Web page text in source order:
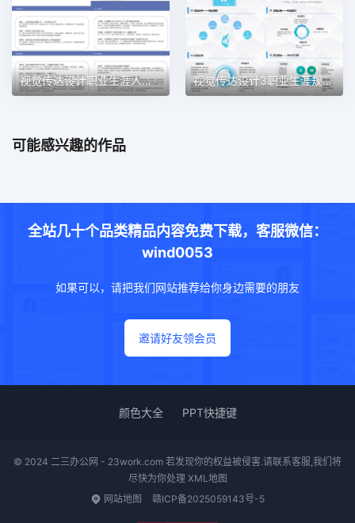
视觉传达设计职业生涯人物访谈职业生涯规划PPT模板 视觉传达设计3职业生涯规划PPT模板
可能感兴趣的作品
全站几十个品类精品内容免费下载，客服微信：
wind0053
如果可以，请把我们网站推荐给你身边需要的朋友
邀请好友领会员
颜色大全 PPT快捷键
© 2024 二三办公网 - 23work.com 若发现你的权益被侵害.请联系客服,我们将
尽快为你处理 XML地图
网站地图
赣ICP备2025059143号-5